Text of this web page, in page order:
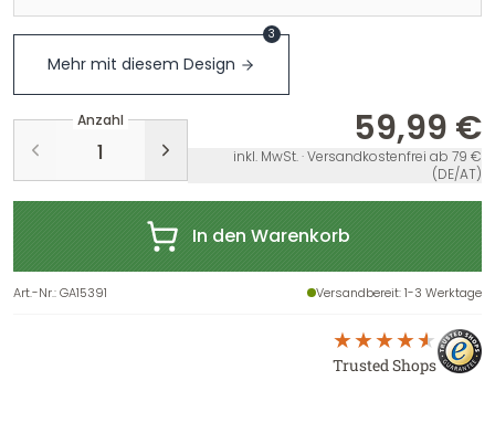
Mehr mit diesem Design
3
Anzahl 59,99 €
inkl. MwSt. · Versandkostenfrei ab 79 €
(DE/AT)
In den Warenkorb
Art.-Nr.:GA15391 Versandbereit: 1-3 Werktage
Trusted Shops